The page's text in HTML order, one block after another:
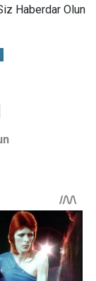
Haberdar Olun